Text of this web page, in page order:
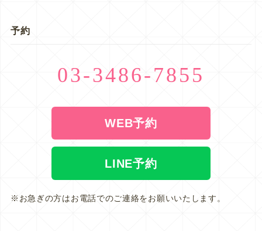
予約
03-3486-7855
WEB予約
LINE予約
※お急ぎの方はお電話でのご連絡をお願いいたします。